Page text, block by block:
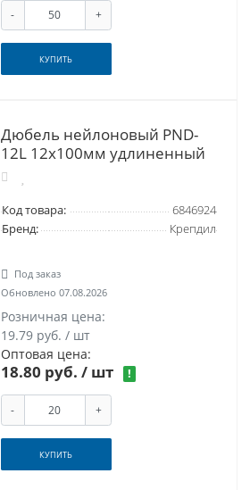
- +
КУПИТЬ
Дюбель нейлоновый PND-
12L 12х100мм удлиненный
Код товара:
6846924
Бренд:
Крепдил
Под заказ
Обновлено 07.08.2026
Розничная цена:
19.79 руб. / шт
Оптовая цена:
18.80 руб. / шт !
- +
КУПИТЬ